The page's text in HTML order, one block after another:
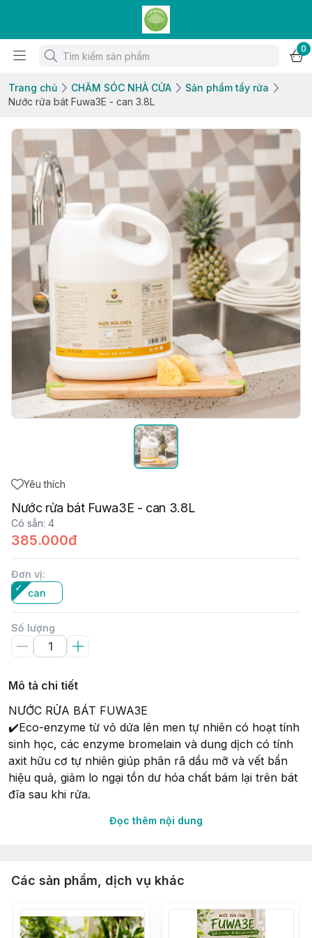
0
Trang chủ CHĂM SÓC NHÀ CỬA
Sản phẩm tẩy rửa
Nước rửa bát Fuwa3E - can 3.8L
Yêu thích
Nước rửa bát Fuwa3E - can 3.8L
Có sẵn: 4
385.000đ
Đơn vị:
can
Số lượng
Mô tả chi tiết
NƯỚC RỬA BÁT FUWA3E
✔️Eco-enzyme từ vỏ dứa lên men tự nhiên có hoạt tính
sinh học, các enzyme bromelain và dung dịch có tính
axit hữu cơ tự nhiên giúp phân rã dầu mỡ và vết bẩn
hiệu quả, giảm lo ngại tồn dư hóa chất bám lại trên bát
đĩa sau khi rửa.
nguồn gốc thực vật như dầu dừa, dầu cọ…, giúp làm
người có làn da nhạy cảm.
Đọc thêm nội dung
Các sản phẩm, dịch vụ khác